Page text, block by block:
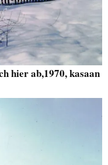
hier ab,1970, kasaan